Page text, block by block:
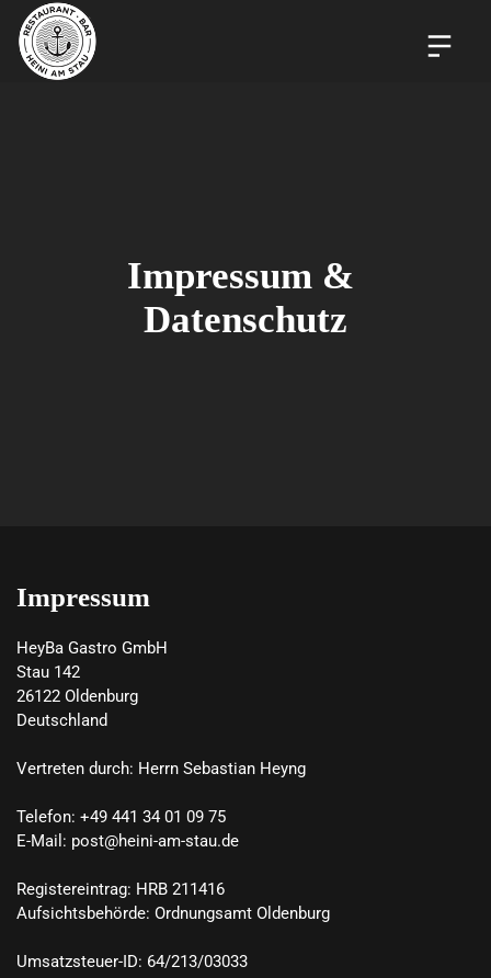
Impressum &
Datenschutz
Impressum
HeyBa Gastro GmbH
Stau 142
26122 Oldenburg
Deutschland
Vertreten durch: Herrn Sebastian Heyng
Telefon: +49 441 34 01 09 75
E-Mail: post@heini-am-stau.de
Registereintrag: HRB 211416
Aufsichtsbehörde: Ordnungsamt Oldenburg
Umsatzsteuer-ID: 64/213/03033